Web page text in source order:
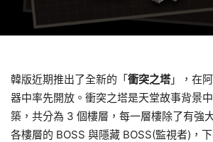
韓版近期推出了全新的「衝突之塔 」，在
器中率先開放。衝突之塔是天堂故事背景
築，共分為 3 個樓層，每一層樓除了有強
各樓層的 BOSS 與隱藏 BOSS(監視者)，